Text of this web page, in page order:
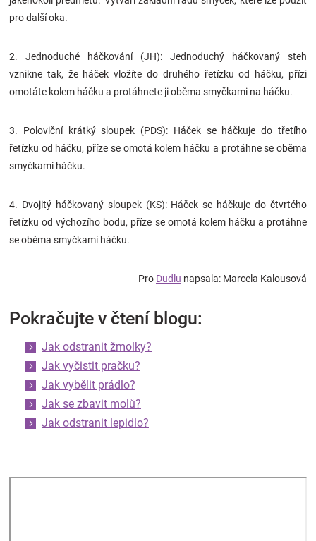
pro další oka.
2. Jednoduché háčkování (JH): Jednoduchý háčkovaný steh
vznikne tak, že háček vložíte do druhého řetízku od háčku, přízi
omotáte kolem háčku a protáhnete ji oběma smyčkami na háčku.
3. Poloviční krátký sloupek (PDS): Háček se háčkuje do třetího
řetízku od háčku, příze se omotá kolem háčku a protáhne se oběma
smyčkami háčku.
4. Dvojitý háčkovaný sloupek (KS): Háček se háčkuje do čtvrtého
řetízku od výchozího bodu, příze se omotá kolem háčku a protáhne
se oběma smyčkami háčku.
Pro Dudlu napsala: Marcela Kalousová
Pokračujte v čtení blogu:
Jak odstranit žmolky?
Jak vyčistit pračku?
Jak vybělit prádlo?
Jak se zbavit molů?
Jak odstranit lepidlo?